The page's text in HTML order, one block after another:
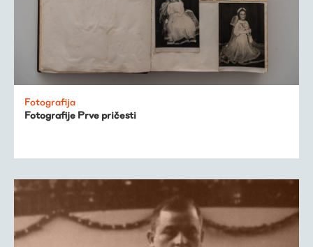
Fotografija
Fotografije Prve pričesti